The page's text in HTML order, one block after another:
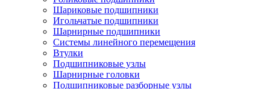
Шариковые подшипники
Игольчатые подшипники
Шарнирные подшипники
Системы линейного перемещения
Втулки
Подшипниковые узлы
Шарнирные головки
Подшипниковые разборные узлы